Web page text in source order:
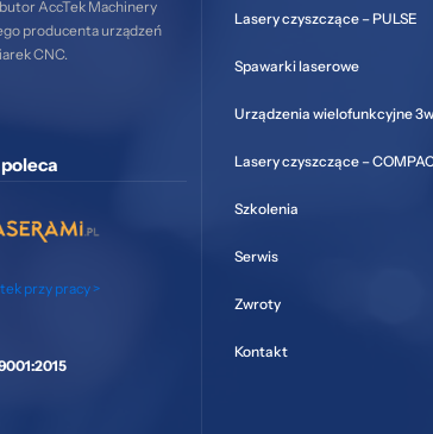
AccTek Machinery
producenta urządzeń
CNC.
przy pracy >
Lasery czyszczące – PULSE
Spawarki laserowe
Urządzenia wielofunkcyjne
Lasery czyszczące –
Szkolenia
Serwis
Zwroty
Kontakt